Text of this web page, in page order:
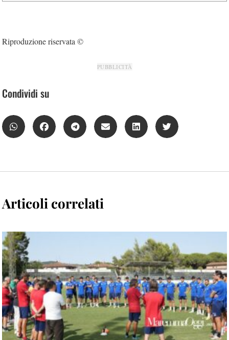
Riproduzione riservata ©
PUBBLICITÀ
Condividi su
Articoli correlati